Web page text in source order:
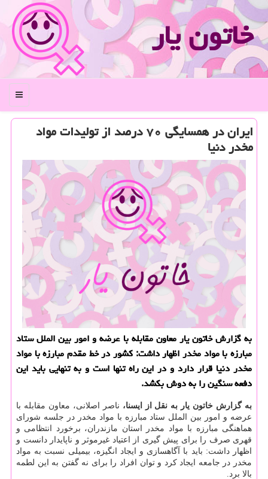
خاتون یار
منو
ایران در همسایگی ۷۰ درصد از تولیدات مواد
مخدر دنیا
به گزارش خاتون یار معاون مقابله با عرضه و امور بین الملل ستاد
مبارزه با مواد مخدر اظهار داشت: كشور در خط مقدم مبارزه با مواد
مخدر دنیا قرار دارد و در این راه تنها است و به تنهایی باید این
دفعه سنگین را به دوش بكشد.
به گزارش خاتون یار به نقل از ایسنا، ناصر اصلانی، معاون مقابله با
عرضه و امور بین الملل ستاد مبارزه با مواد مخدر در جلسه شورای
هماهنگی مبارزه با مواد مخدر استان مازندران، برخورد انتظامی و
قهری صرف را برای پیش گیری از اعتیاد غیرموثر و ناپایدار دانست و
اظهار داشت: باید با آگاهسازی و ایجاد انگیزه، بیمیلی نسبت به مواد
مخدر در جامعه ایجاد كرد و توان افراد را برای نه گفتن به این لطمه
بالا برد.